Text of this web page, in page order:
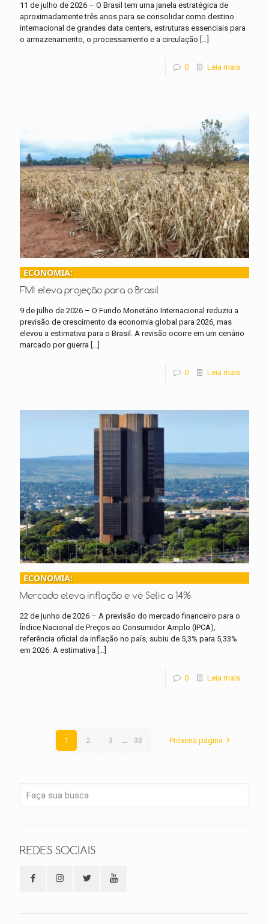
11 de julho de 2026 – O Brasil tem uma janela estratégica de
aproximadamente três anos para se consolidar como destino
internacional de grandes data centers, estruturas essenciais para
o armazenamento, o processamento e a circulação […]
0 Leia mais
ECONOMIA:
FMI eleva projeção para o Brasil
9 de julho de 2026 – O Fundo Monetário Internacional reduziu a
previsão de crescimento da economia global para 2026, mas
elevou a estimativa para o Brasil. A revisão ocorre em um cenário
marcado por guerra
0 Leia mais
ECONOMIA:
Mercado eleva inflação e vê Selic a 14%
22 de junho de 2026 – A previsão do mercado financeiro para o
Índice Nacional de Preços ao Consumidor Amplo (IPCA),
referência oficial da inflação no país, subiu de 5,3% para 5,33%
em 2026. A estimativa […]
0 Leia mais
1 2 3 33 Próxima página
REDES SOCIAIS